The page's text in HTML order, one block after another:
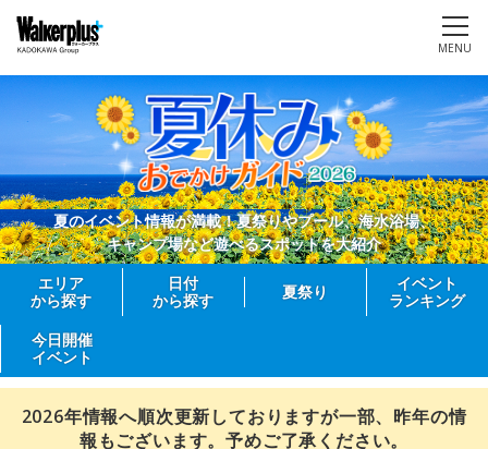
MENU
夏のイベント情報が満載！夏祭りやプール、海水浴場、
キャンプ場など遊べるスポットを大紹介
エリア
から探す
日付
から探す
夏祭り
イベント
ランキング
今日開催
イベント
2026年情報へ順次更新しておりますが一部、昨年の情
報もございます。予めご了承ください。